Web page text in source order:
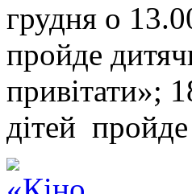
грудня о
пройде
привітати»;
дітей